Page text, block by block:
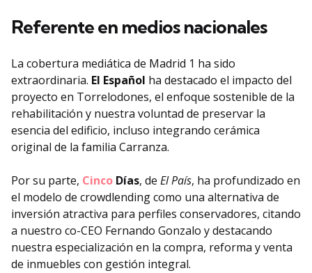
Referente en medios nacionales
La cobertura mediática de Madrid 1 ha sido
extraordinaria. El Español ha destacado el impacto del
proyecto en Torrelodones, el enfoque sostenible de la
rehabilitación y nuestra voluntad de preservar la
esencia del edificio, incluso integrando cerámica
original de la familia Carranza.
Por su parte, Cinco Días, de El País, ha profundizado en
el modelo de crowdlending como una alternativa de
inversión atractiva para perfiles conservadores, citando
a nuestro co-CEO Fernando Gonzalo y destacando
nuestra especialización en la compra, reforma y venta
de inmuebles con gestión integral.